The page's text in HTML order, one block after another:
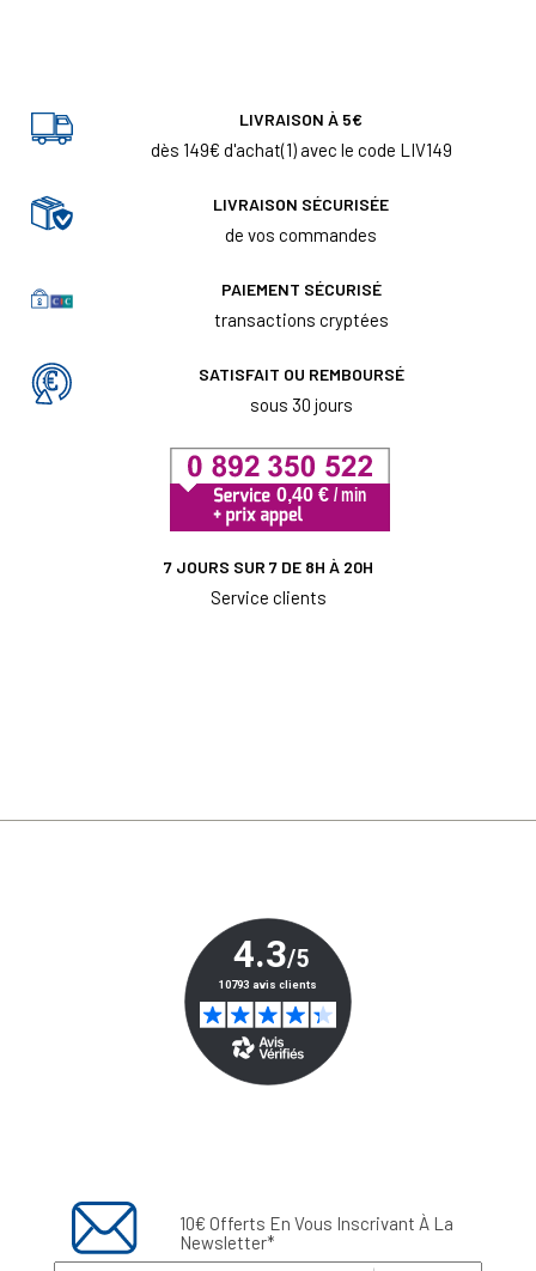
LIVRAISON À 5€
dès 149€ d'achat(1) avec le code LIV149
LIVRAISON SÉCURISÉE
de vos commandes
PAIEMENT SÉCURISÉ
transactions cryptées
SATISFAIT OU REMBOURSÉ
sous 30 jours
7 JOURS SUR 7 DE 8H À 20H
Service clients
10€ Offerts En Vous Inscrivant À La
Newsletter*